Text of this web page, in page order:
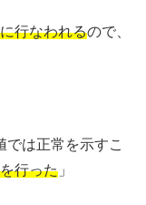
行なわれるので、
では正常を示すこ
行った 」